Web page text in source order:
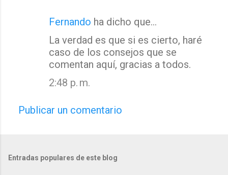
Fernando ha dicho que…
La verdad es que si es cierto, haré
caso de los consejos que se
comentan aquí, gracias a todos.
2:48 p. m.
Publicar un comentario
Entradas populares de este blog